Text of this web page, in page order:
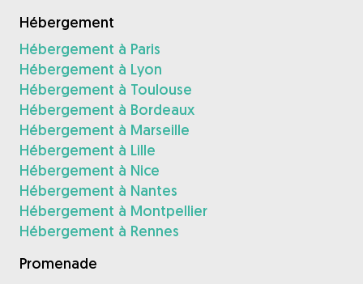
Hébergement
Hébergement à Paris
Hébergement à Lyon
Hébergement à Toulouse
Hébergement à Bordeaux
Hébergement à Marseille
Hébergement à Lille
Hébergement à Nice
Hébergement à Nantes
Hébergement à Montpellier
Hébergement à Rennes
Promenade